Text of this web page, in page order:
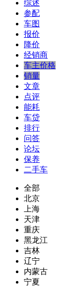
综述
参配
车图
报价
降价
经销商
车主价格
销量
文章
点评
能耗
车贷
排行
问答
论坛
保养
二手车
全部
北京
上海
天津
重庆
黑龙江
吉林
辽宁
内蒙古
宁夏